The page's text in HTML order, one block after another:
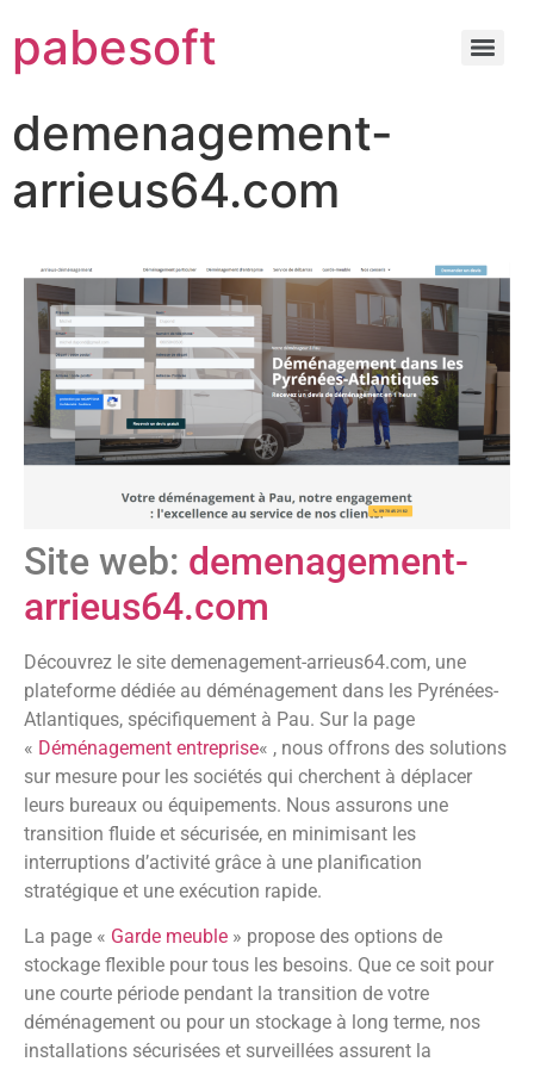
pabesoft
demenagement-
arrieus64.com
Site web: demenagement-
arrieus64.com
Découvrez le site demenagement-arrieus64.com, une
plateforme dédiée au déménagement dans les Pyrénées-
Atlantiques, spécifiquement à Pau. Sur la page
« Déménagement entreprise« , nous offrons des solutions
sur mesure pour les sociétés qui cherchent à déplacer
leurs bureaux ou équipements. Nous assurons une
transition fluide et sécurisée, en minimisant les
interruptions d’activité grâce à une planification
stratégique et une exécution rapide.
La page « Garde meuble » propose des options de
stockage flexible pour tous les besoins. Que ce soit pour
une courte période pendant la transition de votre
déménagement ou pour un stockage à long terme, nos
installations sécurisées et surveillées assurent la